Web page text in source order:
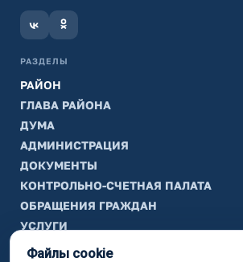
РАЗДЕЛЫ
РАЙОН
ГЛАВА РАЙОНА
ДУМА
АДМИНИСТРАЦИЯ
ДОКУМЕНТЫ
КОНТРОЛЬНО-СЧЕТНАЯ ПАЛАТА
ОБРАЩЕНИЯ ГРАЖДАН
УСЛУГИ
ТИК
Файлы cookie